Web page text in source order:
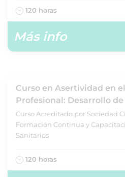
120 horas
Más info
Curso en Asertividad en
Profesional: Desarrollo
Curso Acreditado por Sociedad
Formación Continua y
Sanitarios
120 horas